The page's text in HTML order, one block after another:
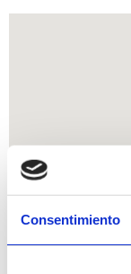
Consentimiento